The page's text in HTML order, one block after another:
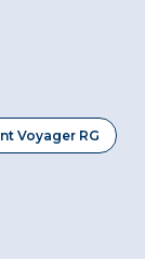
Voyager RG